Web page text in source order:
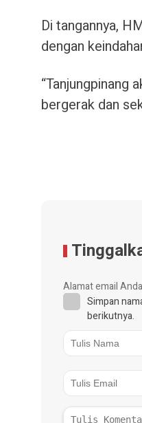
Di tangannya,
dengan
“Tanjungpinang
bergerak dan
Alamat email
Simpan
berikutnya.